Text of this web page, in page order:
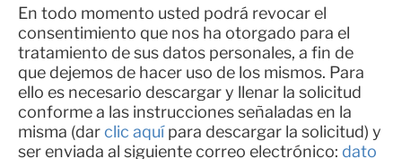
En todo momento usted podrá revocar el
consentimiento que nos ha otorgado para el
tratamiento de sus datos personales, a fin de
que dejemos de hacer uso de los mismos. Para
ello es necesario descargar y llenar la solicitud
conforme a las instrucciones señaladas en la
misma (darclic aquí para descargar la solicitud) y
ser enviada al siguiente correo electrónico: dato